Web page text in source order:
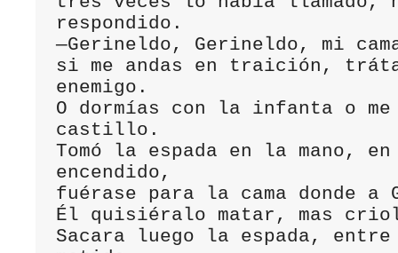
respondido.
—Gerineldo, Gerineldo, mi
si me andas en traición,
enemigo.
O dormías con la infanta o
castillo.
Tomó la espada en la mano,
encendido,
fuérase para la cama donde a
Él quisiéralo matar, mas
Sacara luego la espada, entre